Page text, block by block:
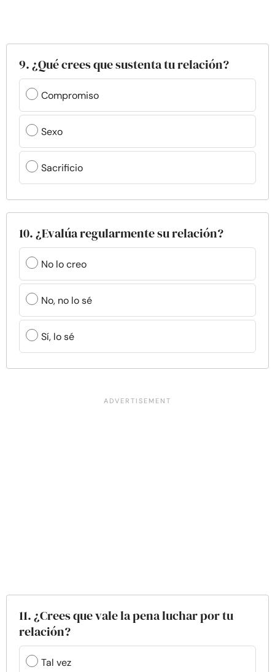
9. ¿Qué crees que sustenta tu relación?
Compromiso
Sexo
Sacrificio
10. ¿Evalúa regularmente su relación?
No lo creo
No, no lo sé
Sí, lo sé
11. ¿Crees que vale la pena luchar por tu
relación?
Tal vez